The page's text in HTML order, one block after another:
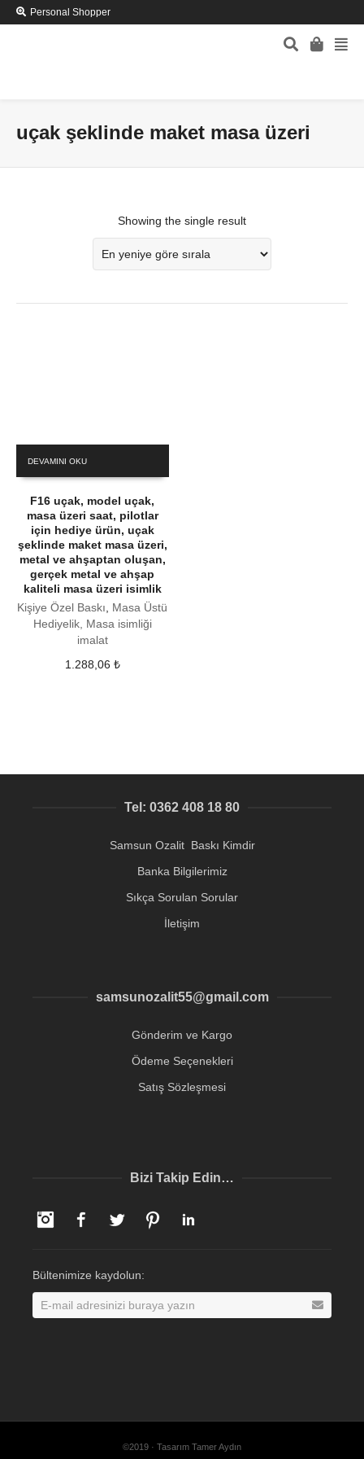
Personal Shopper
uçak şeklinde maket masa üzeri
Showing the single result
DEVAMINI OKU
F16 uçak, model uçak,
masa üzeri saat, pilotlar
için hediye ürün, uçak
şeklinde maket masa üzeri,
metal ve ahşaptan oluşan,
gerçek metal ve ahşap
kaliteli masa üzeri isimlik
Kişiye Özel Baskı
Masa Üstü
Hediyelik, Masa isimliği
imalat
1.288,06 ₺
Tel: 0362 408 18 80
Samsun Ozalit Baskı Kimdir
Banka Bilgilerimiz
Sıkça Sorulan Sorular
İletişim
samsunozalit55@gmail.com
Gönderim ve Kargo
Ödeme Seçenekleri
Satış Sözleşmesi
Bizi Takip Edin…
InstagramFacebookTwitter Pinterest
Bültenimize kaydolun:
©2019 · Tasarım Tamer Aydın